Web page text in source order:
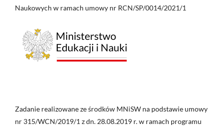
Naukowych w ramach umowy nr RCN/SP/0014/2021/1
Zadanie realizowane ze środków MNiSW na podstawie umowy
nr 315/WCN/2019/1 z dn. 28.08.2019 r. w ramach programu